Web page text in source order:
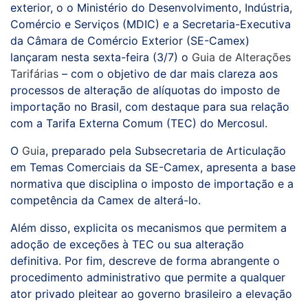
exterior, o o Ministério do Desenvolvimento, Indústria,
Comércio e Serviços (MDIC) e a Secretaria-Executiva
da Câmara de Comércio Exterior (SE-Camex)
lançaram nesta sexta-feira (3/7) o Guia de Alterações
Tarifárias – com o objetivo de dar mais clareza aos
processos de alteração de alíquotas do imposto de
importação no Brasil, com destaque para sua relação
com a Tarifa Externa Comum (TEC) do Mercosul.
O Guia, preparado pela Subsecretaria de Articulação
em Temas Comerciais da SE-Camex, apresenta a base
normativa que disciplina o imposto de importação e a
competência da Camex de alterá-lo.
Além disso, explicita os mecanismos que permitem a
adoção de exceções à TEC ou sua alteração
definitiva. Por fim, descreve de forma abrangente o
procedimento administrativo que permite a qualquer
ator privado pleitear ao governo brasileiro a elevação